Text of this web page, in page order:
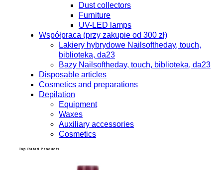
Dust collectors
Furniture
UV-LED lamps
Współpraca (przy zakupie od 300 zł)
Lakiery hybrydowe Nailsoftheday, touch,
biblioteka, da23
Bazy Nailsoftheday, touch, biblioteka, da23
Disposable articles
Cosmetics and preparations
Depilation
Equipment
Waxes
Auxiliary accessories
Cosmetics
Top Rated Products